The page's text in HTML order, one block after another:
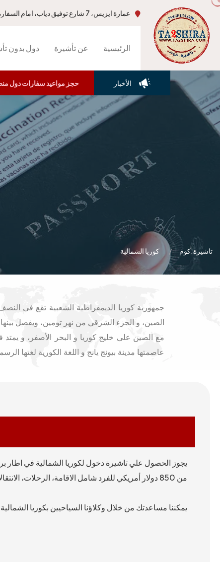
الأخبار حجز مواعيد سفارات دول
عمارة ايزيس، 7 شارع توفيق دياب، امام السفارة الامريكية، جاردن سيتي،القاهرة-مصر
الرئيسية عن تأشيرة دول بدون
تاشيرة.كوم كوريا الشمالية
جمهورية كوريا الديمقراطية الشعبية تقع في
الصين، و الجزء الشرقي من نهر تومين، ويفصل
مع الصين على خليج كوريا و البحر الأصفر، و
عاصمتها مدينة بيونج يانج و اللغة الكورية لغتها
يجوز الحصول علي تاشيرة دخول لكوريا الشمالية في اطار
من 850 دولار أمريكي للفرد شامل الاقامة، الرحلات، الانتقالات، و التأشيرة.
يمكننا مساعدتك من خلال وكلاؤنا السياحيين بكوريا